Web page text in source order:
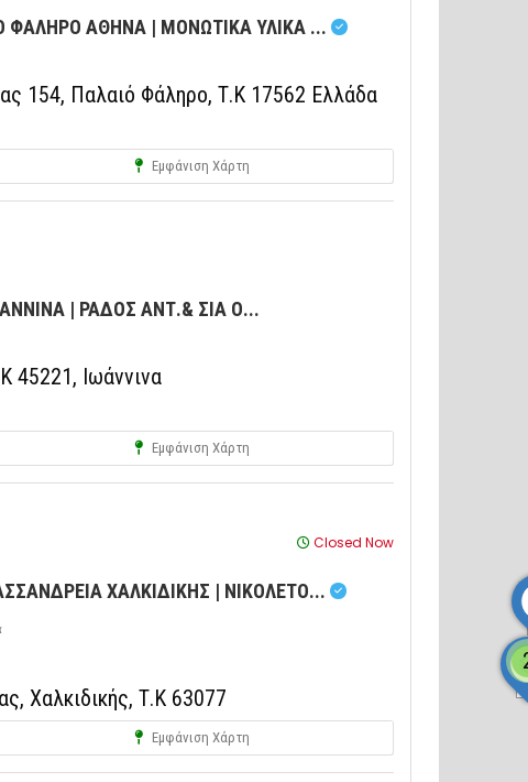
ΦΑΛΗΡΟ ΑΘΗΝΑ | ΜΟΝΩΤΙΚΑ ΥΛΙΚΑ ...
154, Παλαιό Φάληρο, Τ.Κ 17562 Ελλάδα
Εμφάνιση Χάρτη
| ΡΑΔΟΣ ΑΝΤ.& ΣΙΑ Ο...
45221, Ιωάννινα
Εμφάνιση Χάρτη
Closed Now
ΧΑΛΚΙΔΙΚΗΣ | ΝΙΚΟΛΕΤΟ...
Χαλκιδικής, Τ.Κ 63077
Εμφάνιση Χάρτη